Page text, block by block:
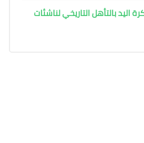
بالتأهل التاريخي لناشئات